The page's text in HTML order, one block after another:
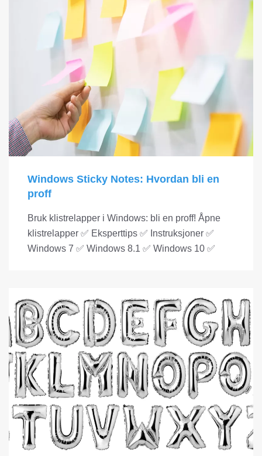
Windows Sticky Notes: Hvordan bli en
proff
Bruk klistrelapper i Windows: bli en proff! Åpne
klistrelapper ✅ Eksperttips ✅ Instruksjoner ✅
Windows 7 ✅ Windows 8.1 ✅ Windows 10 ✅